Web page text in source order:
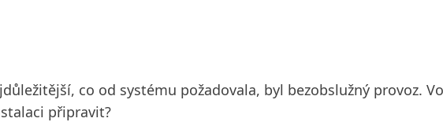
co od systému požadovala, byl bezobslužný provoz.
připravit?